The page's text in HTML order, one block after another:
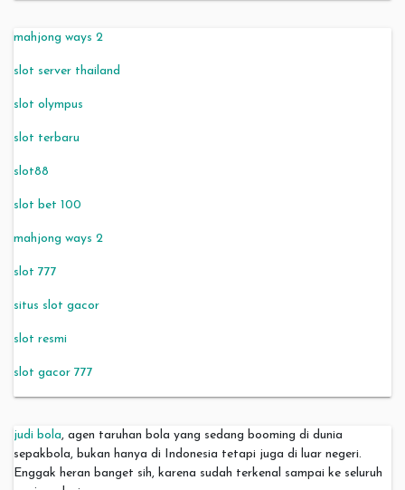
mahjong ways 2
slot server thailand
slot olympus
slot terbaru
slot88
slot bet 100
mahjong ways 2
slot 777
situs slot gacor
slot resmi
slot gacor 777
judi bola, agen taruhan bola yang sedang booming di dunia
sepakbola, bukan hanya di Indonesia tetapi juga di luar negeri.
Enggak heran banget sih, karena sudah terkenal sampai ke seluruh